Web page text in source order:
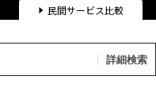
民間サービス比較
詳細検索